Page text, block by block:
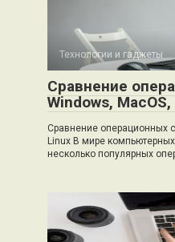
Технологии и гаджеты
Сравнение
Windows,
Сравнение операционных
Linux В мире
несколько популярных